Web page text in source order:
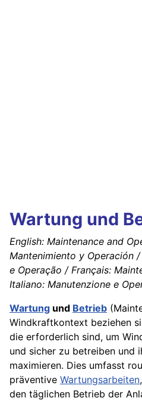
Wartung und
English: Maintenance and
Mantenimiento y Operación
e Operação / Français:
Italiano: Manutenzione e
Wartung und Betrieb
Windkraftkontext beziehen
die erforderlich sind, um
und sicher zu betreiben und
maximieren. Dies umfasst
präventive Wartungsarbeiten
den täglichen Betrieb der